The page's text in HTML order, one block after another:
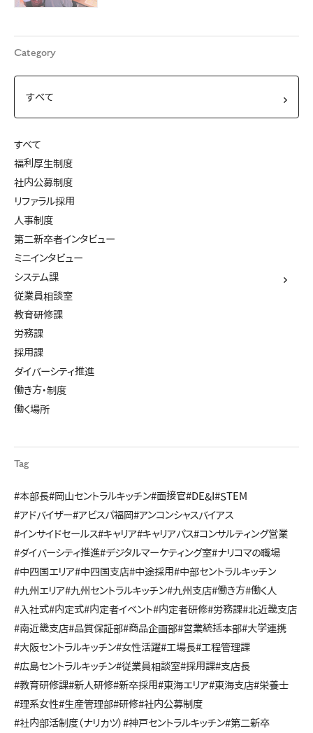
Category
すべて
福利厚生制度
社内公募制度
リファラル採用
人事制度
第二新卒者インタビュー
ミニインタビュー
システム課
従業員相談室
教育研修課
労務課
採用課
ダイバーシティ推進
働き方・制度
働く場所
Tag
#本部長#岡山セントラルキッチン#面接官#DE&I #STEM
#アドバイザー#アビスパ福岡#アンコンシャスバイアス
#インサイドセールス#キャリア#キャリアパス#コンサルティング営業
#ダイバーシティ推進#デジタルマーケティング室#ナリコマの職場
#中四国エリア#中四国支店#中途採用#中部セントラルキッチン
#九州エリア#九州セントラルキッチン#九州支店#働き方#働く人
#入社式#内定式#内定者イベント#内定者研修#労務課#北近畿支店
#南近畿支店#品質保証部#商品企画部#営業統括本部#大学連携
#大阪セントラルキッチン#女性活躍#工場長#工程管理課
#広島セントラルキッチン#従業員相談室#採用課#支店長
#教育研修課#新人研修#新卒採用#東海エリア#東海支店#栄養士
#理系女性#生産管理部#研修#社内公募制度
#社内部活制度（ナリカツ） #神戸セントラルキッチン#第二新卒